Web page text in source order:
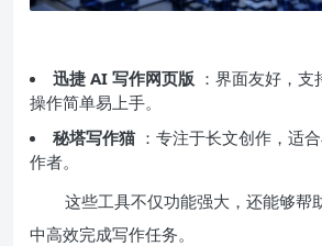
迅捷 AI 写作网页版 ：界面友好，支
操作简单易上手。
秘塔写作猫 ：专注于长文创作，适
作者。
这些工具不仅功能强大，还能够帮
中高效完成写作任务。